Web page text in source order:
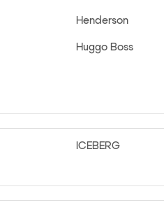
Henderson
Huggo Boss
ICEBERG